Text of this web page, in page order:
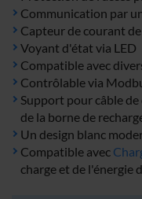
Communication par
Capteur de courant
Voyant d'état via LED
Compatible avec
Contrôlable via
Support pour câble
de la borne de
Un design blanc
Compatible avec
charge et de l'énergie